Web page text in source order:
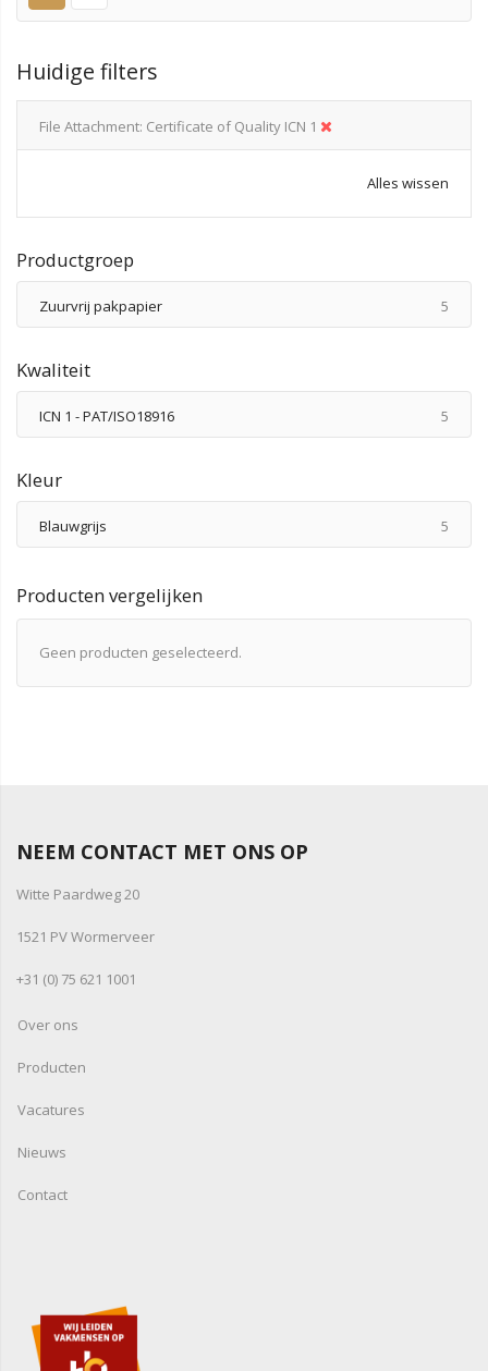
Huidige filters
File Attachment Certificate of Quality ICN 1
Alles wissen
Productgroep
Zuurvrij pakpapier 5
Kwaliteit
ICN 1 - PAT/ISO18916 5
Kleur
Blauwgrijs 5
Producten vergelijken
Geen producten geselecteerd.
NEEM CONTACT MET ONS OP
Witte Paardweg 20
1521 PV Wormerveer
+31 (0) 75 621 1001
Over ons
Producten
Vacatures
Nieuws
Contact